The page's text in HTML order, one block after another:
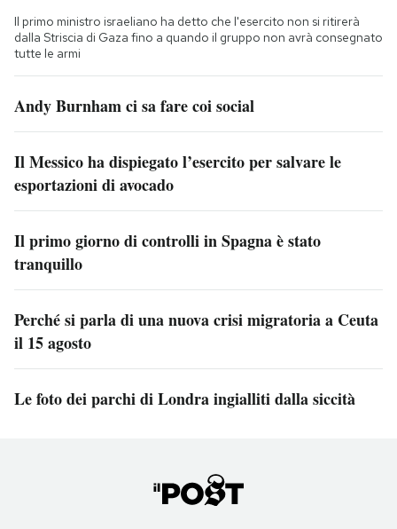
Il primo ministro israeliano ha detto che l'esercito non si ritirerà
dalla Striscia di Gaza fino a quando il gruppo non avrà consegnato
tutte le armi
Andy Burnham ci sa fare coi social
Il Messico ha dispiegato l’esercito per salvare le
esportazioni di avocado
Il primo giorno di controlli in Spagna è stato
tranquillo
Perché si parla di una nuova crisi migratoria a Ceuta
il 15 agosto
Le foto dei parchi di Londra ingialliti dalla siccità